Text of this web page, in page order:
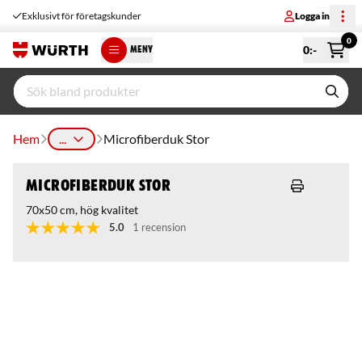
Exklusivt för företagskunder Logga in
MENY 0:-
0
Hem ... Microfiberduk Stor
Microfiberduk Stor
70x50 cm, hög kvalitet
5.0 1 recension